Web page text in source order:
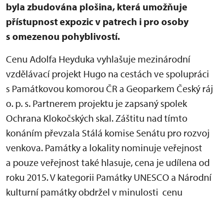
byla zbudována plošina, která umožňuje
přístupnost expozic v patrech i pro osoby
s omezenou pohyblivostí.
Cenu Adolfa Heyduka vyhlašuje mezinárodní
vzdělávací projekt Hugo na cestách ve spolupráci
s Památkovou komorou ČR a Geoparkem Český ráj
o. p. s. Partnerem projektu je zapsaný spolek
Ochrana Klokočských skal. Záštitu nad tímto
konáním převzala Stálá komise Senátu pro rozvoj
venkova. Památky a lokality nominuje veřejnost
a pouze veřejnost také hlasuje, cena je udílena od
roku 2015. V kategorii Památky UNESCO a Národní
kulturní památky obdržel v minulosti cenu